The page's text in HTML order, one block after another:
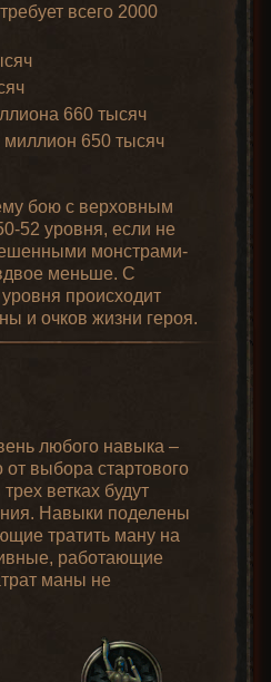
всего 2000
660 тысяч
650 тысяч
бою с верховным
52 уровня, если не
монстрами-
меньше. С
происходит
и очков жизни героя.
любого навыка –
выбора стартового
ветках будут
Навыки поделены
тратить ману на
работающие
маны не